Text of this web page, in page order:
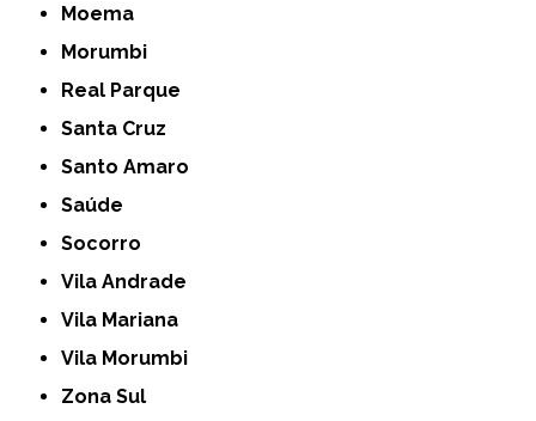
Moema
Morumbi
Real Parque
Santa Cruz
Santo Amaro
Saúde
Socorro
Vila Andrade
Vila Mariana
Vila Morumbi
Zona Sul